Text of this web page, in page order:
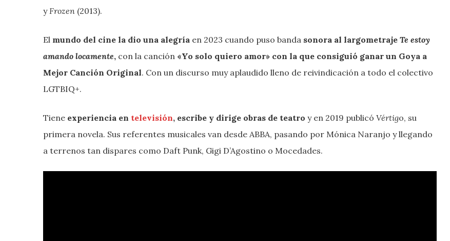
y Frozen (2013).
El mundo del cine la dio una alegría en 2023 cuando puso banda sonora al largometraje Te estoy
amando locamente, con la canción «Yo solo quiero amor» con la que consiguió ganar un Goya a
Mejor Canción Original. Con un discurso muy aplaudido lleno de reivindicación a todo el colectivo
LGTBIQ+.
Tiene experiencia en televisión, escribe y dirige obras de teatro y en 2019 publicó Vértigo, su
primera novela. Sus referentes musicales van desde ABBA, pasando por Mónica Naranjo y llegando
a terrenos tan dispares como Daft Punk, Gigi D’Agostino o Mocedades.